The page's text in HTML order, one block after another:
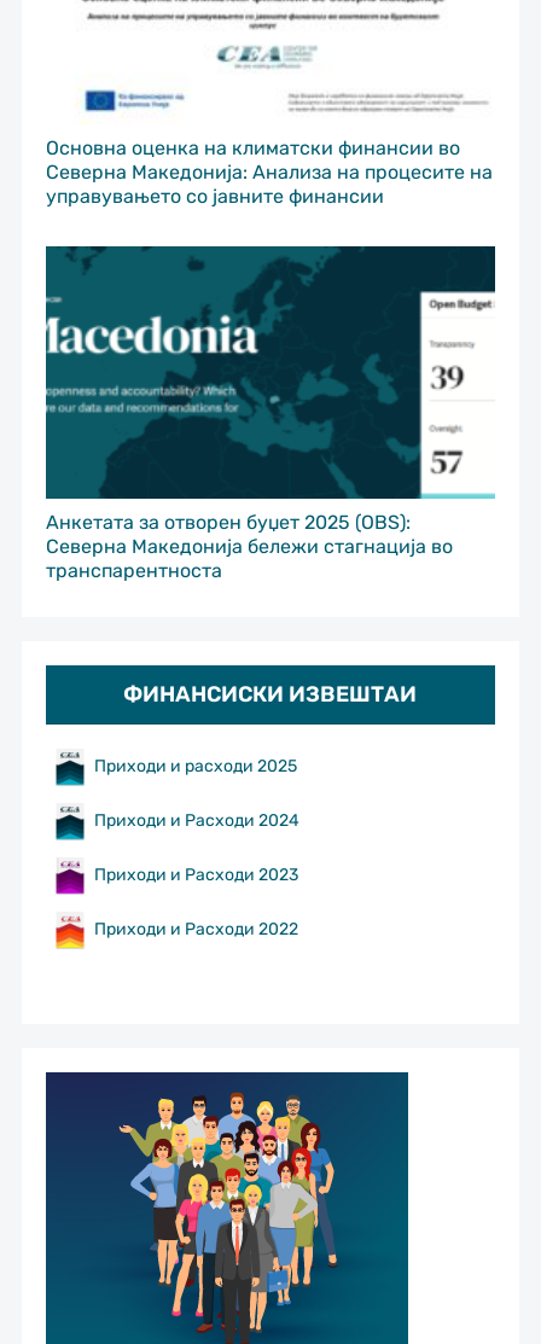
Основна оценка на климатски финансии во
Северна Македонија: Анализа на процесите на
управувањето со јавните финансии
Анкетата за отворен буџет 2025 (OBS):
Северна Македонија бележи стагнација во
транспарентноста
ФИНАНСИСКИ ИЗВЕШТАИ
Приходи и расходи 2025
Приходи и Расходи 2024
Приходи и Расходи 2023
Приходи и Расходи 2022